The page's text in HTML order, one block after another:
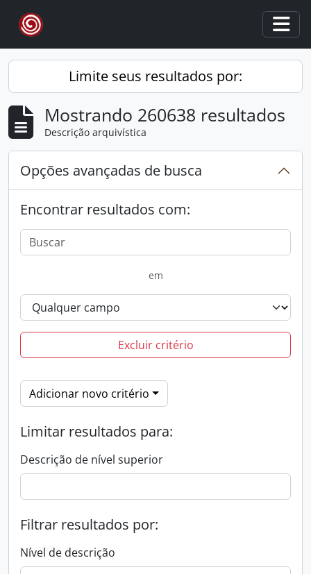
Skip to main content
Limite seus resultados por:
Mostrando 260638 resultados
Descrição arquivística
Opções avançadas de busca
Encontrar resultados com:
em
Excluir critério
Adicionar novo critério
Limitar resultados para:
Descrição de nível superior
Filtrar resultados por:
Nível de descrição